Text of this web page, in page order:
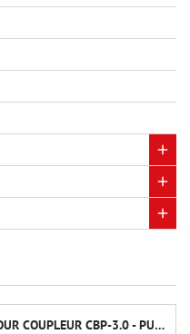
PLAQUE POUR COUPLEUR CBP-3.0 - PUBLIC MISSILES LTD.